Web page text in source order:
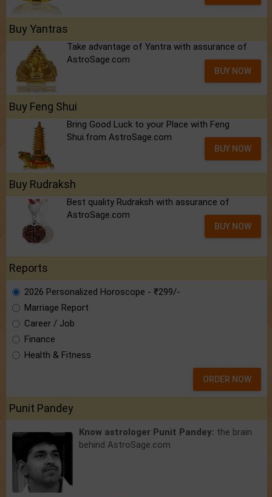
Buy Yantras
Take advantage of Yantra with assurance of
AstroSage.com
BUY NOW
Buy Feng Shui
Bring Good Luck to your Place with Feng
Shui.from AstroSage.com
BUY NOW
Buy Rudraksh
Best quality Rudraksh with assurance of
AstroSage.com
BUY NOW
Reports
2026 Personalized Horoscope - ₹299/-
Marriage Report
Career / Job
Finance
Health & Fitness
ORDER NOW
Punit Pandey
Know astrologer Punit Pandey: the brain
behind AstroSage.com